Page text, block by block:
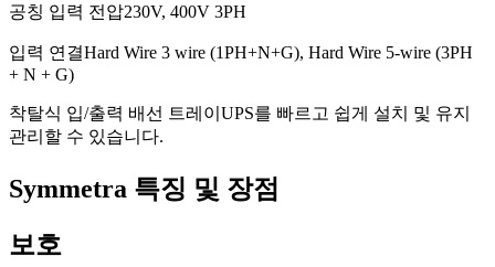
공칭 입력 전압230V, 400V 3PH
입력 연결Hard Wire 3 wire (1PH+N+G), Hard Wire 5-wire (3PH
+ N + G)
착탈식 입/출력 배선 트레이 UPS를 빠르고 쉽게 설치 및 유지
관리할 수 있습니다.
Symmetra 특징 및 장점
보호